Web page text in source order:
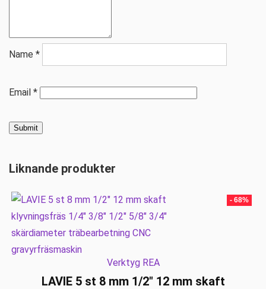
Name *
Email *
Liknande produkter
- 68%
Verktyg REA
LAVIE 5 st 8 mm 1/2″ 12 mm skaft